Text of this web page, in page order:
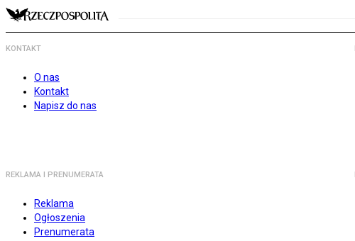
KONTAKT
O nas
Kontakt
Napisz do nas
REKLAMA I PRENUMERATA
Reklama
Ogłoszenia
Prenumerata